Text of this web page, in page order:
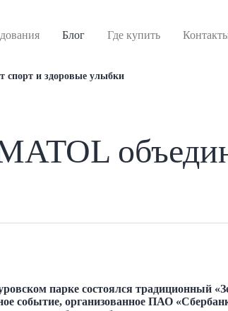
Блог Где купить
спорт и здоровые улыбки
парке состоялся традиционный
событие, организованное ПАО